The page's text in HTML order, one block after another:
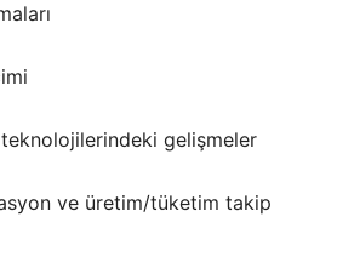
gelişmeler
ve üretim/tüketim takip